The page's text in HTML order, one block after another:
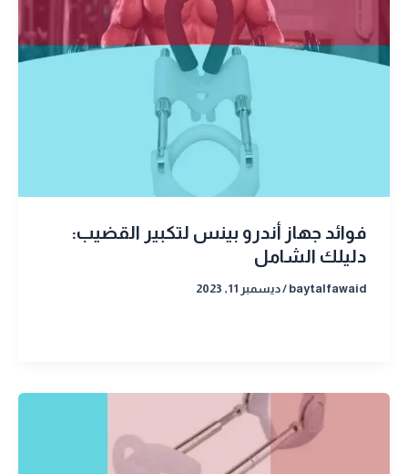
فوائد جهاز أندرو بينس لتكبير القضيب:
دليلك الشامل
baytalfawaid
/ديسمبر 11, 2023